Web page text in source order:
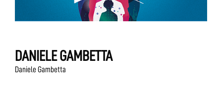
DANIELE GAMBETTA
Daniele Gambetta